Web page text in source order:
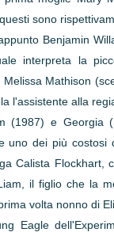
sono
Benjamin
interpreta la
Mathison
l'assistente alla
(1987) e Georgia
uno dei più
Calista
il figlio che la
volta nonno di
Eagle